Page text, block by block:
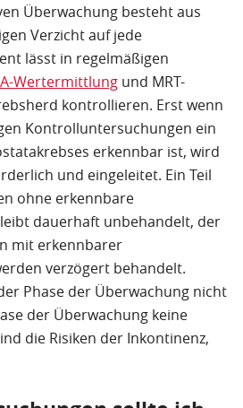
Herr Buckendahl sich
Zustand erkundigt und
bei mir. Unmittelbar
meine Frau informiert.
mir genau beschrieben, was er
und womit ich zu rechnen
noch, wie ich mich
kann und welche Sorgen ich
des PSA nach 8 Wochen hat
Buckendahl alle bösartigen
konnte.
Arbeit mit dem sehr guten
Überwachung besteht aus
Verzicht auf jede
lässt in regelmäßigen
Wertermittlung und MRT-
kontrollieren. Erst wenn
Kontrolluntersuchungen ein
erkennbar ist, wird
und eingeleitet. Ein Teil
ohne erkennbare
dauerhaft unbehandelt, der
mit erkennbarer
verzögert behandelt.
Phase der Überwachung nicht
der Überwachung keine
die Risiken der Inkontinenz,